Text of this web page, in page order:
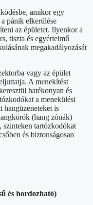
amikor egy
a pánik elkerülése
az épületet. Ilyenkor a
tiszta és egyértelmű
megakadályozását
vagy az épület
A menekítést
hatékonyan és
a menekülési
hangüzeneteket is
(hang zónák)
szinteken tartózkodókat
és biztonságosan
és hordozható)